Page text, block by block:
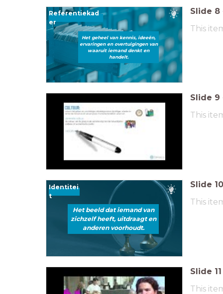
Referentiekad
er
Het geheel van kennis, ideeën,
ervaringen en overtuigingen van
waaruit iemand denkt en
handelt.
Slide 8
This
Slide 9
This
Identitei
t
Het beeld dat iemand van
zichzelf heeft, uitdraagt en
anderen voorhoudt.
Slide 10
This
Slide 11
This